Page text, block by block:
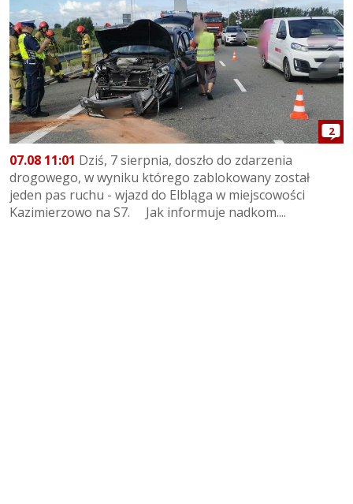
2
07.08 11:01 Dziś, 7 sierpnia, doszło do zdarzenia
drogowego, w wyniku którego zablokowany został
jeden pas ruchu - wjazd do Elbląga w miejscowości
Kazimierzowo na S7. Jak informuje nadkom....